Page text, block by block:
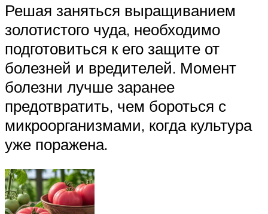
Решая заняться выращиванием
золотистого чуда, необходимо
подготовиться к его защите от
болезней и вредителей. Момент
болезни лучше заранее
предотвратить, чем бороться с
микроорганизмами, когда культура
уже поражена.